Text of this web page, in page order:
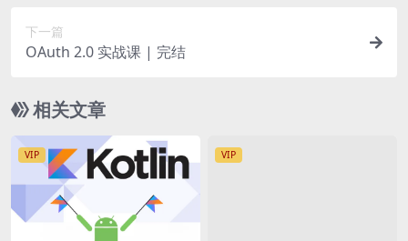
下一篇
OAuth 2.0 实战课 | 完结
相关文章
VIP VIP